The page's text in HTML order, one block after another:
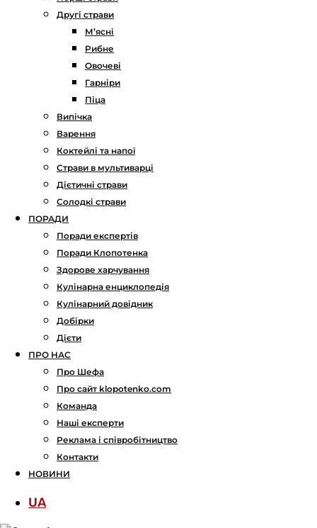
Другі страви
М’ясні
Рибне
Овочеві
Гарніри
Піца
Випічка
Варення
Коктейлі та напої
Страви в мультиварці
Дієтичні страви
Солодкі страви
ПОРАДИ
Поради експертів
Поради Клопотенка
Здорове харчування
Кулінарна енциклопедія
Кулінарний довідник
Добірки
Дієти
ПРО НАС
Про Шефа
Про сайт klopotenko.com
Команда
Наші експерти
Реклама і співробітництво
Контакти
НОВИНИ
UA